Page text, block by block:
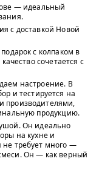
— идеальный
с доставкой Новой
с колпаком в
сочетается с
настроение. В
и тестируется на
производителями,
продукцию.
Он идеально
на кухне и
требует много —
Он — как верный